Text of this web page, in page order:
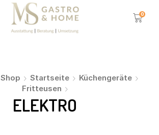
0
Shop Startseite
Küchengeräte
Fritteusen
ELEKTRO